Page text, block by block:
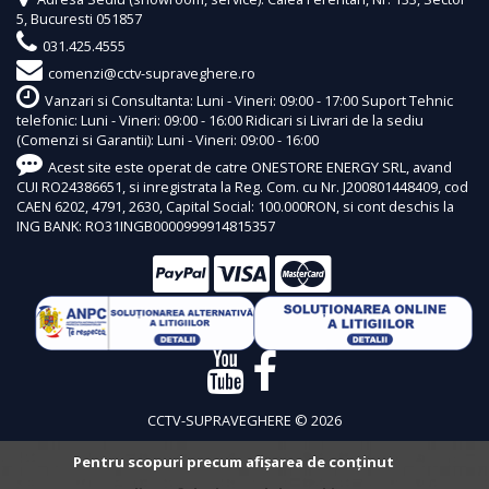
5, Bucuresti 051857
031.425.4555
comenzi@cctv-supraveghere.ro
Vanzari si Consultanta: Luni - Vineri: 09:00 - 17:00 Suport Tehnic
telefonic: Luni - Vineri: 09:00 - 16:00 Ridicari si Livrari de la sediu
(Comenzi si Garantii): Luni - Vineri: 09:00 - 16:00
Acest site este operat de catre ONESTORE ENERGY SRL, avand
CUI RO24386651, si inregistrata la Reg. Com. cu Nr. J200801448409, cod
CAEN 6202, 4791, 2630, Capital Social: 100.000RON, si cont deschis la
ING BANK: RO31INGB0000999914815357
CCTV-SUPRAVEGHERE © 2026
Pentru scopuri precum afișarea de conținut